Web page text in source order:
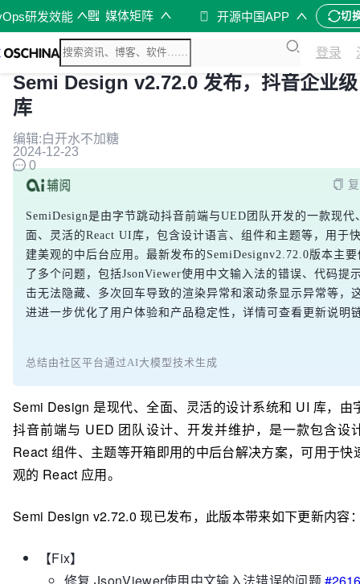
研发效能 媒体矩阵 开源中国APP 切
登录
Semi Design v2.72.0 发布，抖音企业
库
编辑:白开水不加糖
2024-12-23
0
SemiDesign是由字节跳动抖音前端与UED团队开发的一款现代
面、灵活的React UI库，包含设计语言、组件和主题等，用于
建美观的中后台应用。最新发布的SemiDesignv2.72.0版本主要
了多个问题，包括JsonViewer使用中文输入法的错误、代码提
击无法隐藏、多次回车导致的渲染异常和滚动条显示异常等，
进进一步优化了用户体验和产品稳定性，详情可查看更新说明
总结由社区平台通过AI大模型技术生成
Semi Design 是现代、全面、灵活的设计系统和 UI 库，由
抖音前端与 UED 团队设计、开发并维护，是一款包含设
React 组件、主题等开箱即用的中后台解决方案，可用于快
观的 React 应用。
Semi Design v2.72.0 现已发布，此版本带来如下更新内容
【Fix】